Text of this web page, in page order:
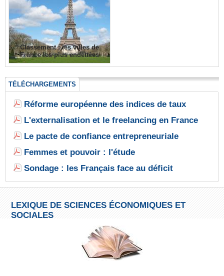
Classement : les villes de
France les plus endettées
TÉLÉCHARGEMENTS
Réforme européenne des indices de taux
L'externalisation et le freelancing en France
Le pacte de confiance entrepreneuriale
Femmes et pouvoir : l'étude
Sondage : les Français face au déficit
LEXIQUE DE SCIENCES ÉCONOMIQUES ET
SOCIALES